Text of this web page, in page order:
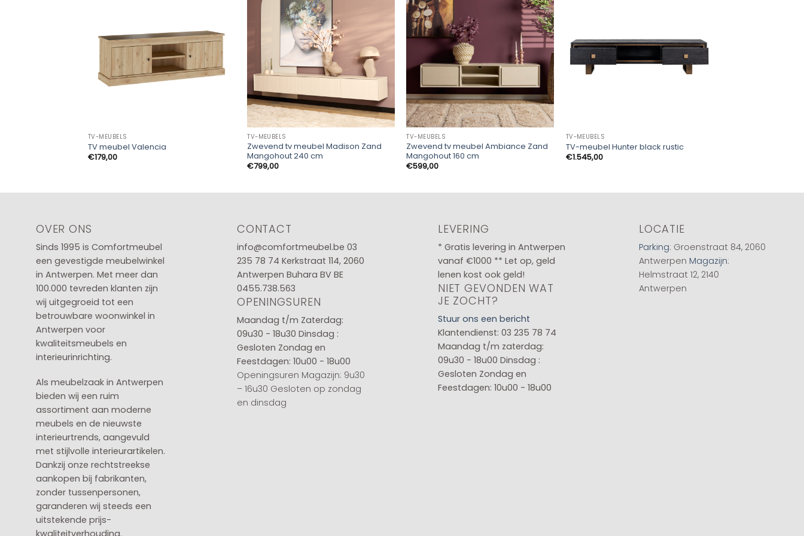
TV-MEUBELS
TV meubel Valencia
€179,00
TV-MEUBELS
Zwevend tv meubel Madison Zand
Mangohout 240 cm
€799,00
TV-MEUBELS
Zwevend tv meubel Ambiance Zand
Mangohout 160 cm
€599,00
TV-MEUBELS
TV-meubel Hunter black rustic
€1.545,00
OVER ONS
Sinds 1995 is Comfortmeubel
een gevestigde meubelwinkel
in Antwerpen. Met meer dan
100.000 tevreden klanten zijn
wij uitgegroeid tot een
betrouwbare woonwinkel in
Antwerpen voor
kwaliteitsmeubels en
interieurinrichting.
Als meubelzaak in Antwerpen
bieden wij een ruim
assortiment aan moderne
meubels en de nieuwste
interieurtrends, aangevuld
met stijlvolle interieurartikelen.
Dankzij onze rechtstreekse
aankopen bij fabrikanten,
zonder tussenpersonen,
garanderen wij steeds een
uitstekende prijs-
kwaliteitverhouding.
CONTACT
info@comfortmeubel.be 03
235 78 74 Kerkstraat 114, 2060
Antwerpen Buhara BV BE
0455.738.563
OPENINGSUREN
Maandag t/m Zaterdag:
09u30 - 18u30 Dinsdag :
Gesloten Zondag en
Feestdagen: 10u00 - 18u00
Openingsuren Magazijn: 9u30
– 16u30 Gesloten op zondag
en dinsdag
LEVERING
* Gratis levering in Antwerpen
vanaf €1000 ** Let op, geld
lenen kost ook geld!
NIET GEVONDEN WAT
JE ZOCHT?
Stuur ons een bericht
Klantendienst: 03 235 78 74
Maandag t/m zaterdag:
09u30 - 18u00 Dinsdag :
Gesloten Zondag en
Feestdagen: 10u00 - 18u00
LOCATIE
Parking: Groenstraat 84, 2060
Antwerpen Magazijn:
Helmstraat 12, 2140
Antwerpen